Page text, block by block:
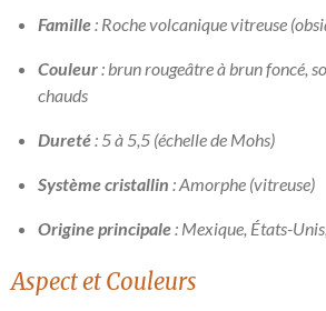
Famille: Roche volcanique vitreuse
Couleur: brun rougeâtre à brun foncé,
chauds
Dureté: 5 à 5,5 (échelle de Mohs)
Système cristallin : Amorphe (vitreuse)
Origine principale: Mexique, États-
Aspect et Couleurs